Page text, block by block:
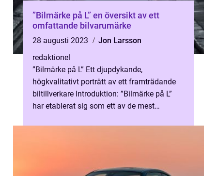
”Bilmärke på L” en översikt av ett
omfattande bilvarumärke
28 augusti 2023
Jon Larsson
redaktionel
”Bilmärke på L” Ett djupdykande,
högkvalitativt porträtt av ett framträdande
biltillverkare Introduktion: ”Bilmärke på L”
har etablerat sig som ett av de mest